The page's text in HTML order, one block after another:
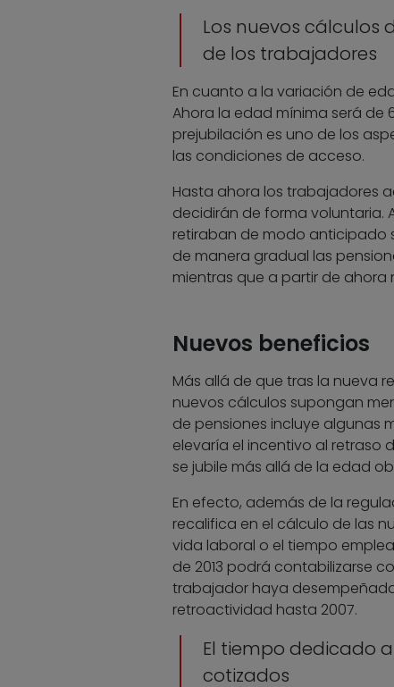
Los nuevos cálculos
de los trabajadores
En cuanto a la variación de
Ahora la edad mínima será de
prejubilación es uno de los
las condiciones de acceso.
Hasta ahora los trabajadores
decidirán de forma voluntaria.
retiraban de modo anticipado
de manera gradual las
mientras que a partir de ahora
Nuevos beneficios
Más allá de que tras la nueva
nuevos cálculos supongan
de pensiones incluye algunas
elevaría el incentivo al retraso
se jubile más allá de la edad
En efecto, además de la
recalifica en el cálculo de las
vida laboral o el tiempo
de 2013 podrá contabilizarse
trabajador haya
retroactividad hasta 2007.
El tiempo dedicado
cotizados